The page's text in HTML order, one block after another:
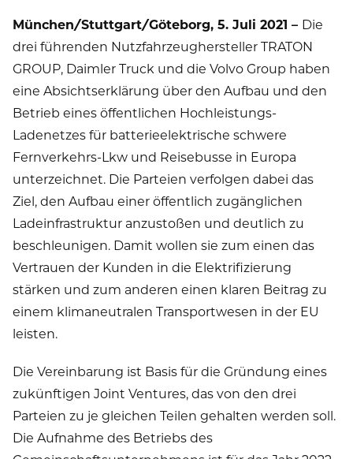
München/Stuttgart/Göteborg, 5. Juli 2021 – Die
drei führenden Nutzfahrzeughersteller TRATON
GROUP, Daimler Truck und die Volvo Group haben
eine Absichtserklärung über den Aufbau und den
Betrieb eines öffentlichen Hochleistungs-
Ladenetzes für batterieelektrische schwere
Fernverkehrs-Lkw und Reisebusse in Europa
unterzeichnet. Die Parteien verfolgen dabei das
Ziel, den Aufbau einer öffentlich zugänglichen
Ladeinfrastruktur anzustoßen und deutlich zu
beschleunigen. Damit wollen sie zum einen das
Vertrauen der Kunden in die Elektrifizierung
stärken und zum anderen einen klaren Beitrag zu
einem klimaneutralen Transportwesen in der EU
leisten.
Die Vereinbarung ist Basis für die Gründung eines
zukünftigen Joint Ventures, das von den drei
Parteien zu je gleichen Teilen gehalten werden soll.
Die Aufnahme des Betriebs des